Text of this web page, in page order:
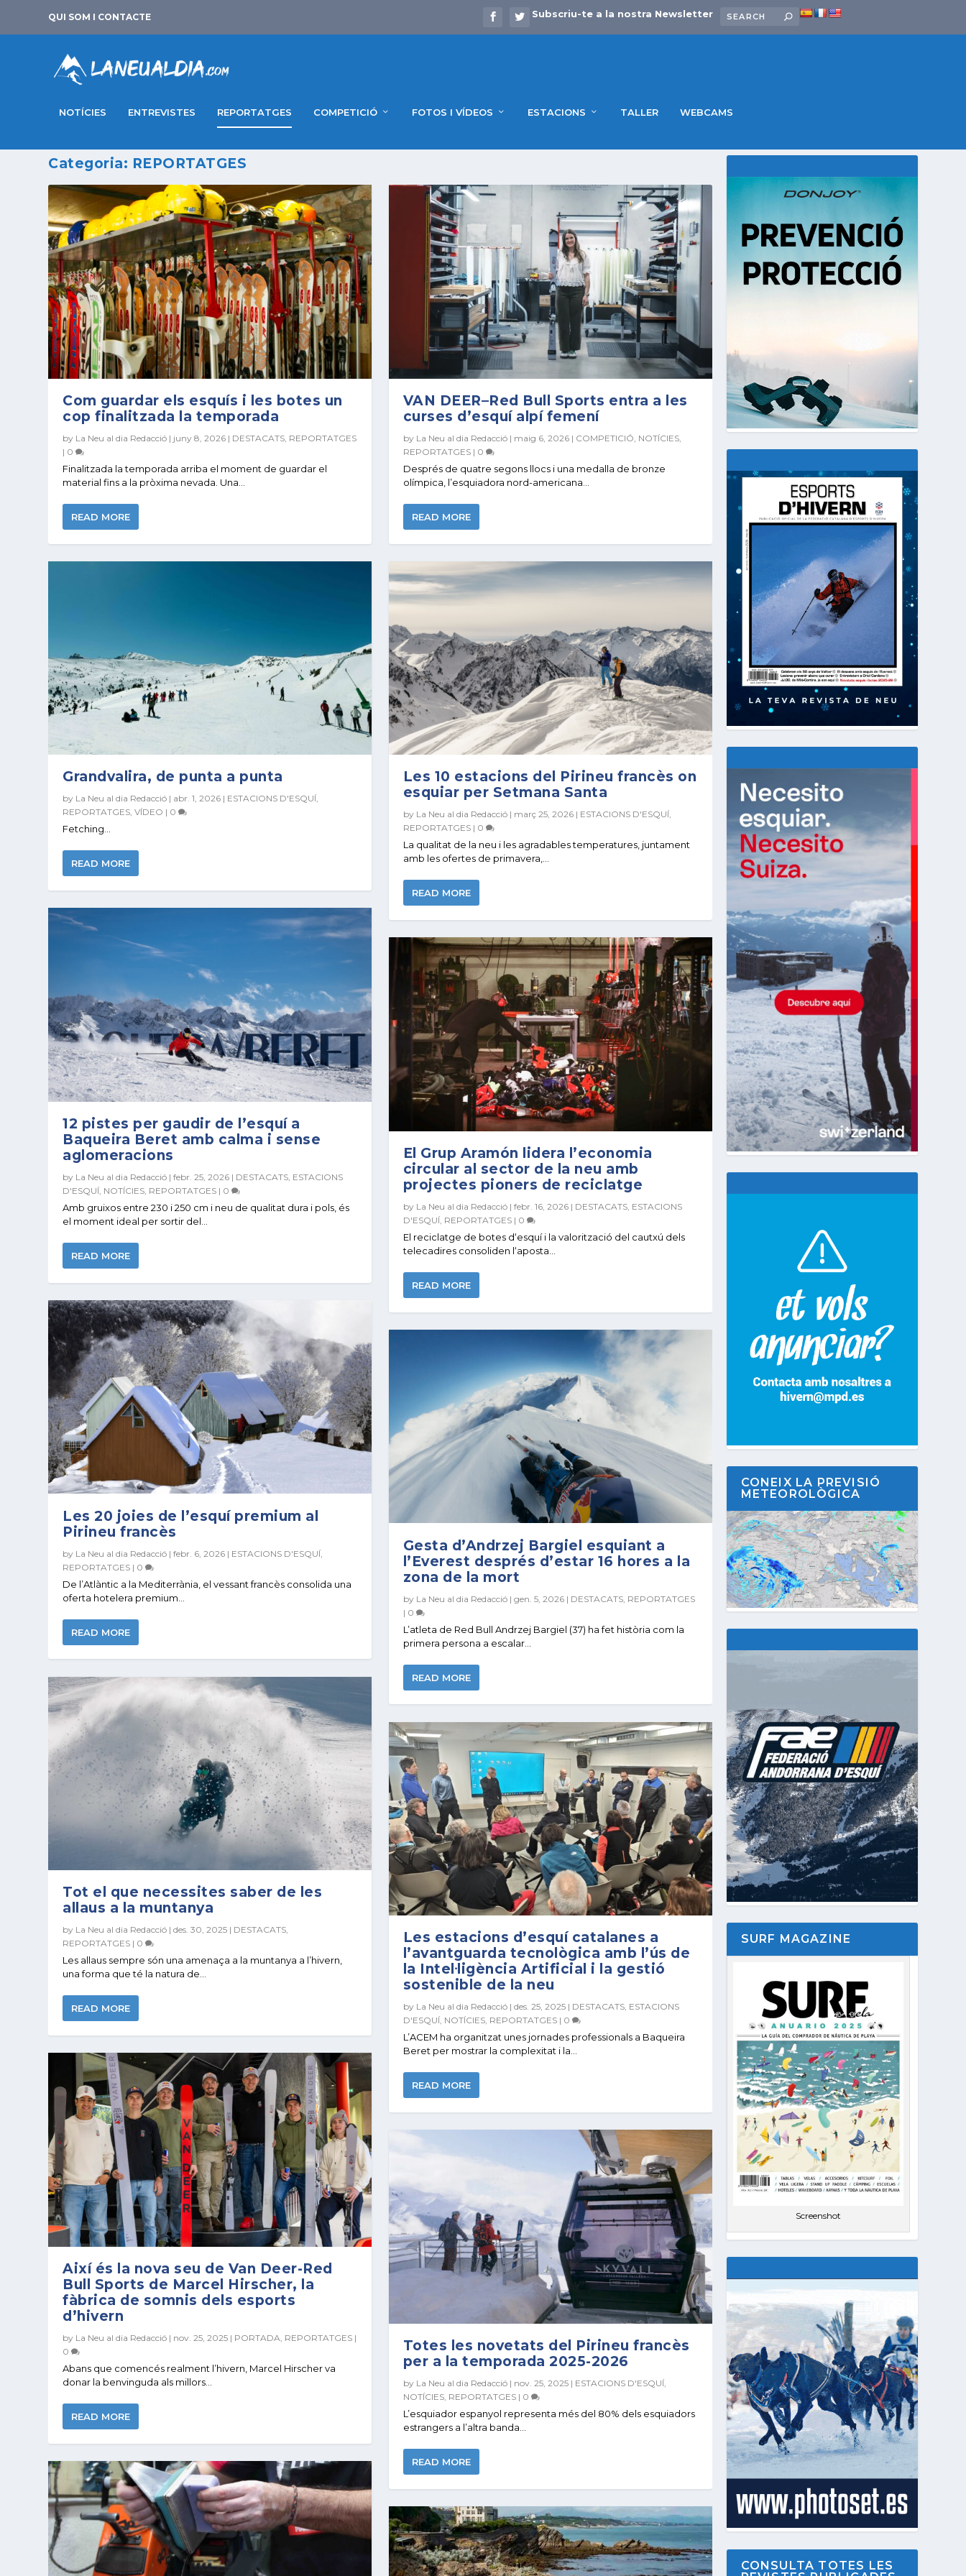
QUI SOM I CONTACTE Subscriu-te a la nostra Newsletter
NOTÍCIES ENTREVISTES REPORTATGES COMPETICIÓ FOTOS I VÍDEOS ESTACIONS TALLER WEBCAMS
Categoria: REPORTATGES
Com guardar els esquís i les botes un
cop finalitzada la temporada
by La Neu al dia Redacció | juny 8, 2026 | DESTACATS REPORTATGES
| 0
Finalitzada la temporada arriba el moment de guardar el
material fins a la pròxima nevada. Una...
READ MORE
Grandvalira, de punta a punta
by La Neu al dia Redacció | abr. 1, 2026 | ESTACIONS D'ESQUÍ,
REPORTATGES,VÍDEO | 0
Fetching...
READ MORE
12 pistes per gaudir de l’esquí a
Baqueira Beret amb calma i sense
aglomeracions
by La Neu al dia Redacció |febr. 25, 2026 | DESTACATS ESTACIONS
D'ESQUÍ NOTÍCIES REPORTATGES | 0
Amb gruixos entre 230 i 250 cm i neu de qualitat dura i pols, és
el moment ideal per sortir del...
READ MORE
Les 20 joies de l’esquí premium al
Pirineu francès
by La Neu al dia Redacció |febr. 6, 2026 | ESTACIONS D'ESQUÍ
REPORTATGES | 0
De l’Atlàntic a la Mediterrània, el vessant francès consolida una
oferta hotelera premium...
READ MORE
Tot el que necessites saber de les
allaus a la muntanya
by La Neu al dia Redacció |des. 30, 2025 | DESTACATS,
REPORTATGES | 0
Les allaus sempre són una amenaça a la muntanya a l’hivern,
una forma que té la natura de...
READ MORE
Així és la nova seu de Van Deer-Red
Bull Sports de Marcel Hirscher, la
fàbrica de somnis dels esports
d’hivern
by La Neu al dia Redacció | nov. 25, 2025 | PORTADA REPORTATGES |
0
Abans que comencés realment l’hivern, Marcel Hirscher va
donar la benvinguda als millors...
READ MORE
VAN DEER–Red Bull Sports entra a les
curses d’esquí alpí femení
by La Neu al dia Redacció| maig 6, 2026| COMPETICIÓ NOTÍCIES,
REPORTATGES| 0
Després de quatre segons llocs i una medalla de bronze
olímpica, l’esquiadora nord-americana...
READ MORE
Les 10 estacions del Pirineu francès on
esquiar per Setmana Santa
by La Neu al dia Redacció| març 25, 2026| ESTACIONS D'ESQUÍ,
REPORTATGES| 0
La qualitat de la neu i les agradables temperatures, juntament
amb les ofertes de primavera,...
READ MORE
El Grup Aramón lidera l’economia
circular al sector de la neu amb
projectes pioners de reciclatge
by La Neu al dia Redacció| febr. 16, 2026| DESTACATS, ESTACIONS
D'ESQUÍ, REPORTATGES| 0
El reciclatge de botes dʻesquí i la valorització del cautxú dels
telecadires consoliden lʻaposta...
READ MORE
Gesta d’Andrzej Bargiel esquiant a
l’Everest després d’estar 16 hores a la
zona de la mort
by La Neu al dia Redacció| gen. 5, 2026| DESTACATS, REPORTATGES
| 0
L’atleta de Red Bull Andrzej Bargiel (37) ha fet història com la
primera persona a escalar...
READ MORE
Les estacions d’esquí catalanes a
l’avantguarda tecnològica amb l’ús de
la Intel·ligència Artificial i la gestió
sostenible de la neu
by La Neu al dia Redacció| des. 25, 2025| DESTACATS, ESTACIONS
D'ESQUÍ, NOTÍCIES, REPORTATGES| 0
L’ACEM ha organitzat unes jornades professionals a Baqueira
Beret per mostrar la complexitat i la...
READ MORE
Totes les novetats del Pirineu francès
per a la temporada 2025-2026
by La Neu al dia Redacció| nov. 25, 2025| ESTACIONS D'ESQUÍ,
NOTÍCIES, REPORTATGES| 0
L’esquiador espanyol representa més del 80% dels esquiadors
estrangers a l’altra banda...
READ MORE
CONEIX LA PREVISIÓ
METEOROLÒGICA
SURF MAGAZINE
Screenshot
CONSULTA TOTES LES